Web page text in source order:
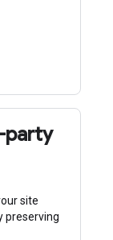
party
site
preserving